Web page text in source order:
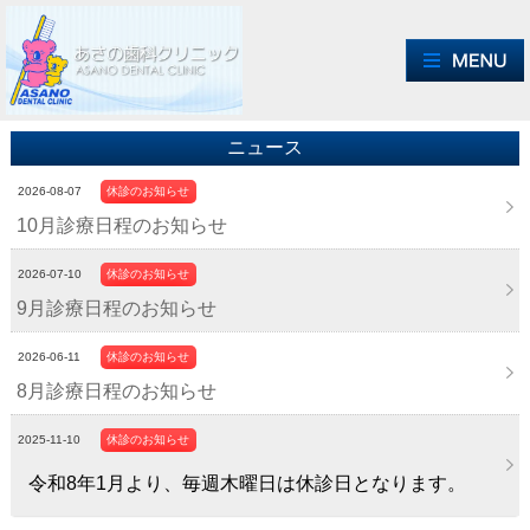
ニュース
2026-08-07 休診のお知らせ
10月診療日程のお知らせ
2026-07-10 休診のお知らせ
9月診療日程のお知らせ
2026-06-11 休診のお知らせ
8月診療日程のお知らせ
2025-11-10 休診のお知らせ
令和8年1月より、毎週木曜日は休診日となります。